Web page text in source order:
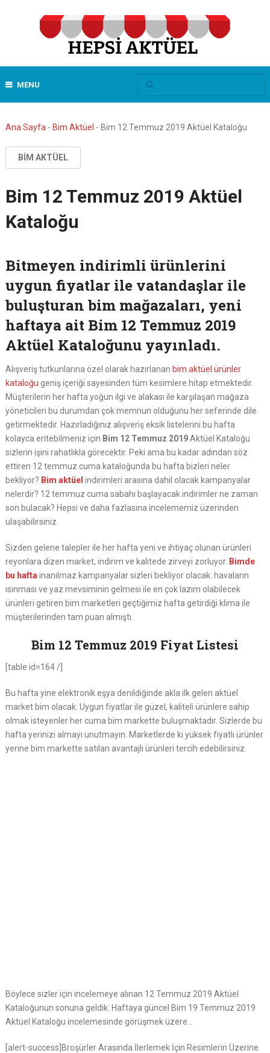
MENU
Ana Sayfa - Bim Aktüel - Bim 12 Temmuz 2019 Aktüel Kataloğu
BIM AKTÜEL
Bim 12 Temmuz 2019 Aktüel
Kataloğu
Bitmeyen indirimli ürünlerini
uygun fiyatlar ile vatandaşlar ile
buluşturan bim mağazaları, yeni
haftaya ait Bim 12 Temmuz 2019
Aktüel Kataloğunu yayınladı.
Alışveriş tutkunlarına özel olarak hazırlanan bim aktüel ürünler
kataloğu geniş içeriği sayesinden tüm kesimlere hitap etmektedir.
Müşterilerin her hafta yoğun ilgi ve alakası ile karşılaşan mağaza
yöneticileri bu durumdan çok memnun olduğunu her seferinde dile
getirmektedir. Hazırladığınız alışveriş eksik listelerini bu hafta
kolayca eritebilmeniz için Bim 12 Temmuz 2019Aktüel Kataloğu
sizlerin işini rahatlıkla görecektir. Peki ama bu kadar adından söz
ettiren 12 temmuz cuma kataloğunda bu hafta bizleri neler
bekliyor? Bim aktüel indirimleri arasına dahil olacak kampanyalar
nelerdir? 12 temmuz cuma sabahı başlayacak indirimler ne zaman
son bulacak? Hepsi ve daha fazlasına incelememiz üzerinden
ulaşabilirsiniz.
Sizden gelene talepler ile her hafta yeni ve ihtiyaç olunan ürünleri
reyonlara dizen market, indirim ve kalitede zirveyi zorluyor. Bimde
bu hafta inanılmaz kampanyalar sizleri bekliyor olacak. havaların
ısınması ve yaz mevsiminin gelmesi ile en çok lazım olabilecek
ürünleri getiren bim marketleri geçtiğimiz hafta getirdiği klima ile
müşterilerinden tam puan almıştı.
Bim 12 Temmuz 2019 Fiyat Listesi
[table id=164 /]
Bu hafta yine elektronik eşya denildiğinde akla ilk gelen aktüel
market bim olacak. Uygun fiyatlar ile güzel, kaliteli ürünlere sahip
olmak isteyenler her cuma bim markette buluşmaktadır. Sizlerde bu
hafta yerinizi almayı unutmayın. Marketlerde ki yüksek fiyatlı ürünler
yerine bim markette satılan avantajlı ürünleri tercih edebilirsiniz.
Böylece sizler için incelemeye alınan 12 Temmuz 2019 Aktüel
Kataloğunun sonuna geldik. Haftaya güncel Bim 19 Temmuz 2019
Aktüel Kataloğu incelemesinde görüşmek üzere…
[alert-success]Broşürler Arasında İlerlemek İçin Resimlerin Üzerine